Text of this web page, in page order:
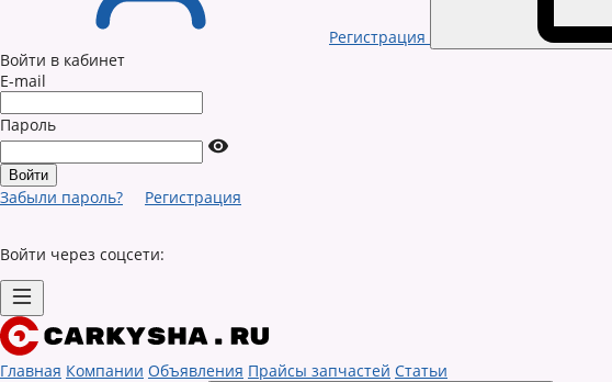
Регистрация
Войти в кабинет
E-mail
Пароль
Забыли пароль? Регистрация
Войти через соцсети:
Главная Компании Объявления Прайсы запчастей Статьи